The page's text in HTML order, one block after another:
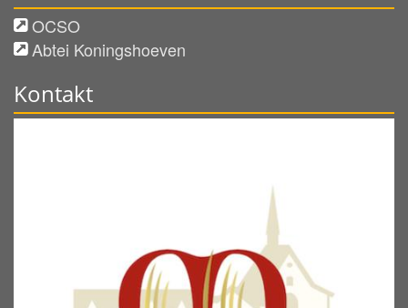
OCSO
Abtei Koningshoeven
Kontakt